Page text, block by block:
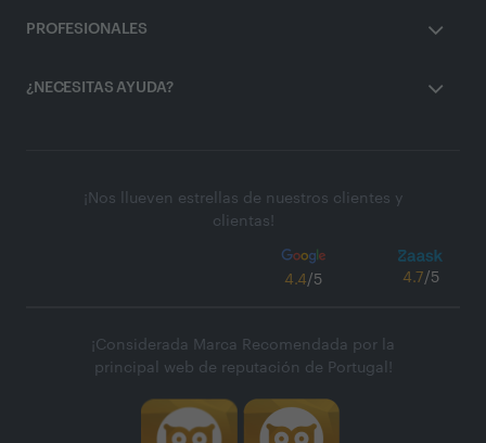
PROFESIONALES
¿NECESITAS AYUDA?
¡Nos llueven estrellas de nuestros clientes y
clientas!
4.4/5 4.7/5
¡Considerada Marca Recomendada por la
principal web de reputación de Portugal!